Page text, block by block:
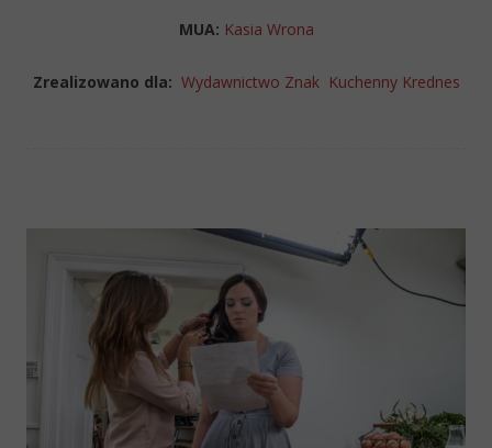
MUA: Kasia Wrona
Zrealizowano dla: Wydawnictwo Znak Kuchenny Krednes